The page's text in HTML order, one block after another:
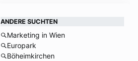
ANDERE SUCHTEN
Marketing in Wien
Europark
Böheimkirchen